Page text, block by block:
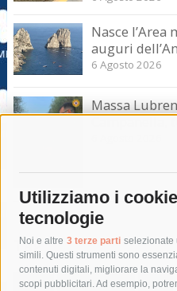
Utilizziamo i
tecnologie
Noi e altre 3 terze parti selezionate
simili. Questi strumenti sono
contenuti digitali, migliorare la
scopi pubblicitari. Ad esempio,
Nasce
auguri
6 Agosto 2026
Massa
Campanella,
Tag
acqua allerta meteo
anas